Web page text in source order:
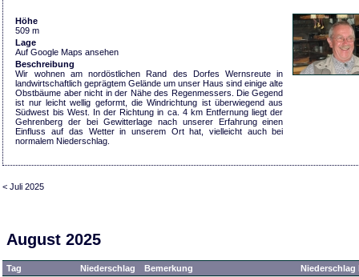
Höhe
509 m
Lage
Auf Google Maps ansehen
Beschreibung
Wir wohnen am nordöstlichen Rand des Dorfes Wernsreute in
landwirtschaftlich geprägtem Gelände um unser Haus sind einige alte
Obstbäume aber nicht in der Nähe des Regenmessers. Die Gegend
ist nur leicht wellig geformt, die Windrichtung ist überwiegend aus
Südwest bis West. In der Richtung in ca. 4 km Entfernung liegt der
Gehrenberg der bei Gewitterlage nach unserer Erfahrung einen
Einfluss auf das Wetter in unserem Ort hat, vielleicht auch bei
normalem Niederschlag.
< Juli 2025
August 2025
Tag Niederschlag Bemerkung